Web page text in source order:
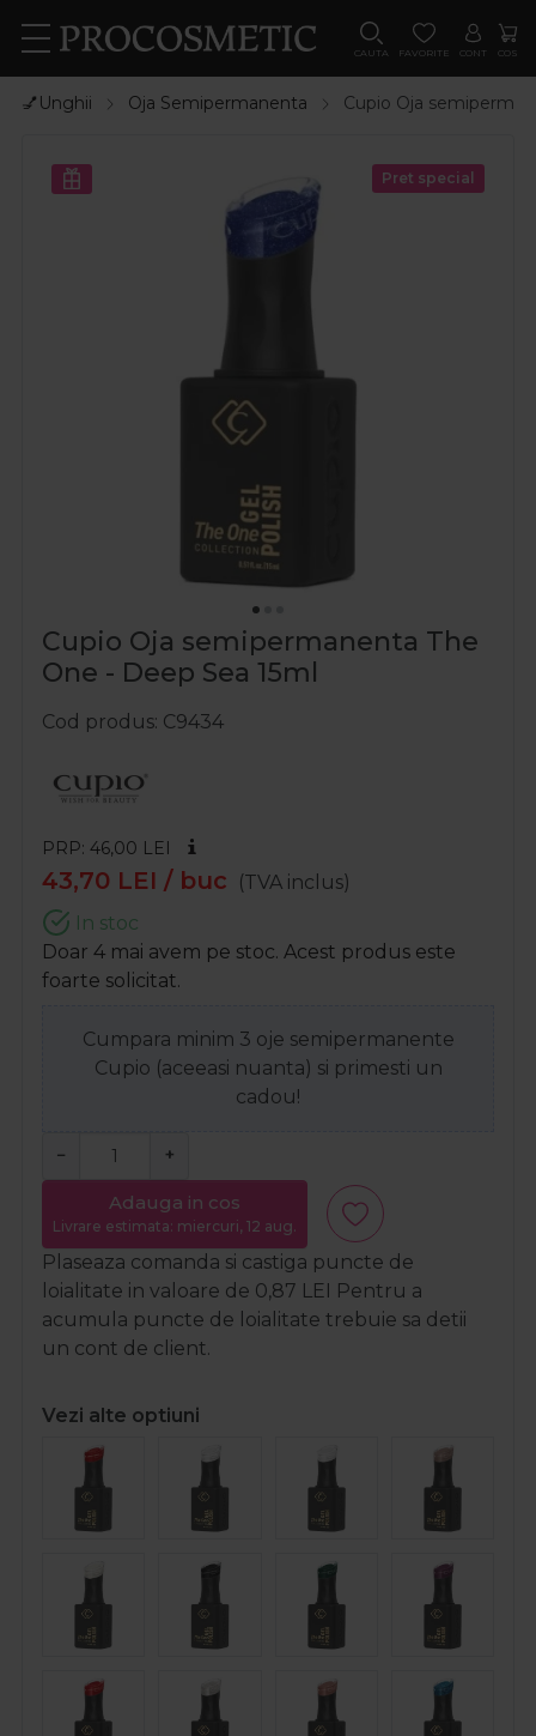
CAUTA FAVORITE CONT COS
💅Unghii Oja Semipermanenta Cupio Oja
Pret special
Cupio Oja semipermanenta The
One - Deep Sea 15ml
Cod produs C9434
PRP: 46,00 LEI
43,70 LEI / buc
(TVA inclus)
In stoc
Doar 4 mai avem pe stoc. Acest produs este
foarte solicitat.
Cumpara minim 3 oje semipermanente
Cupio (aceeasi nuanta) si primesti un
cadou!
− +
Adauga in cos
Livrare estimata: miercuri, 12 aug.
Plaseaza comanda si castiga puncte de
loialitate in valoare de 0,87 LEI Pentru a
acumula puncte de loialitate trebuie sa detii
un cont de client.
Vezi alte optiuni